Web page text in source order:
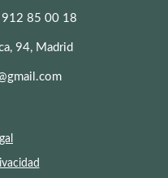
912 85 00 18
94, Madrid